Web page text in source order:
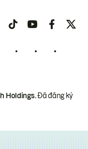
Holdings.Đã đăng ký